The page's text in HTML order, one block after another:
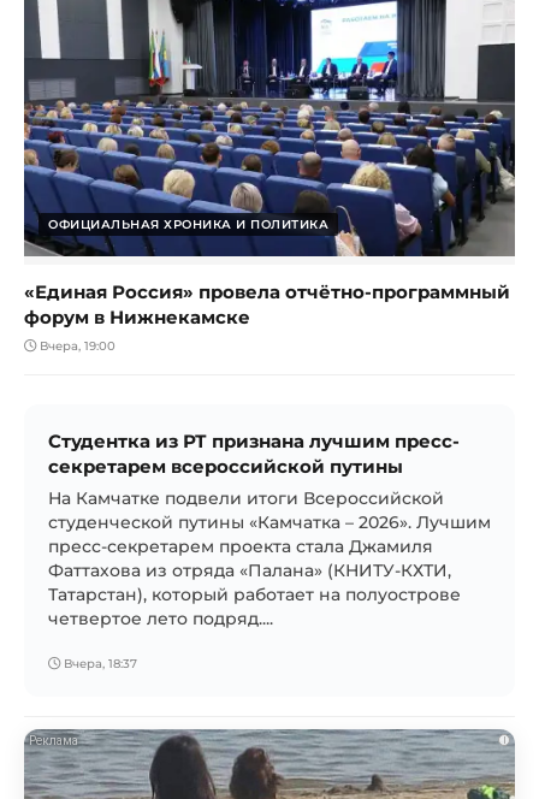
ОФИЦИАЛЬНАЯ ХРОНИКА И ПОЛИТИКА
«Единая Россия» провела отчётно-программный
форум в Нижнекамске
Вчера, 19:00
Студентка из РТ признана лучшим пресс-
секретарем всероссийской путины
На Камчатке подвели итоги Всероссийской
студенческой путины «Камчатка – 2026». Лучшим
пресс-секретарем проекта стала Джамиля
Фаттахова из отряда «Палана» (КНИТУ-КХТИ,
Татарстан), который работает на полуострове
четвертое лето подряд....
Вчера, 18:37
i